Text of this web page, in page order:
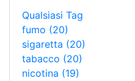
Qualsiasi Tag
fumo (20)
sigaretta (20)
tabacco (20)
nicotina (19)